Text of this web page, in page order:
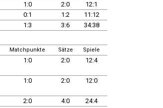
1:0 2:0
12:1
0:1 1:2
11:12
1:3 3:6
34:38
Matchpunkte Sätze Spiele
1:0 2:0 12:4
1:0 2:0 12:0
2:0 4:0
24:4